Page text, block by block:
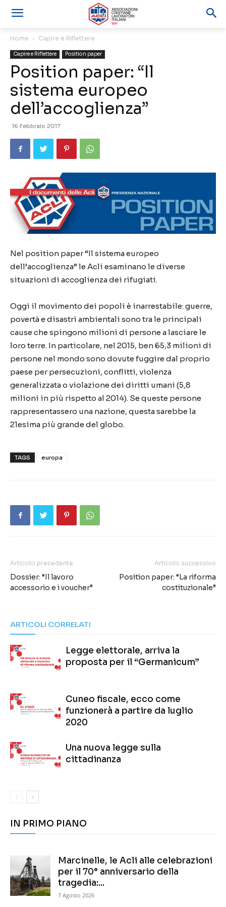
Home Capire e Riflettere
Capire e Riflettere Position paper
Position paper: “Il
sistema europeo
dell’accoglienza”
16 Febbraio 2017
Nel position paper “Il sistema europeo
dell’accoglienza” le Acli esaminano le diverse
situazioni di accoglienza dei rifugiati.
Oggi il movimento dei popoli è inarrestabile: guerre,
povertà e disastri ambientali sono tra le principali
cause che spingono milioni di persone a lasciare le
loro terre. In particolare, nel 2015, ben 65,3 milioni di
persone nel mondo sono dovute fuggire dal proprio
paese per persecuzioni, conflitti, violenza
generalizzata o violazione dei diritti umani (5,8
milioni in più rispetto al 2014). Se queste persone
rappresentassero una nazione, questa sarebbe la
21esima più grande del globo.
TAGS europa
Articolo precedente
Dossier: “Il lavoro
accessorio e i voucher”
Articolo successivo
Position paper: “La riforma
costituzionale”
ARTICOLI CORRELATI
Legge elettorale, arriva la
proposta per il “Germanicum”
Cuneo fiscale, ecco come
funzionerà a partire da luglio
2020
Una nuova legge sulla
cittadinanza
IN PRIMO PIANO
Marcinelle, le Acli alle celebrazioni
per il 70° anniversario della
tragedia:...
7 Agosto 2026